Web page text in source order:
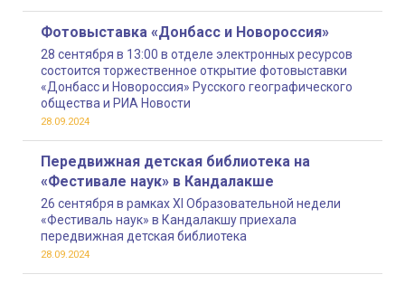
Фотовыставка «Донбасс и Новороссия»
28 сентября в 13:00 в отделе электронных ресурсов
состоится торжественное открытие фотовыставки
«Донбасс и Новороссия» Русского географического
общества и РИА Новости
28.09.2024
Передвижная детская библиотека на
«Фестивале наук» в Кандалакше
26 сентября в рамках XI Образовательной недели
«Фестиваль наук» в Кандалакшу приехала
передвижная детская библиотека
28.09.2024